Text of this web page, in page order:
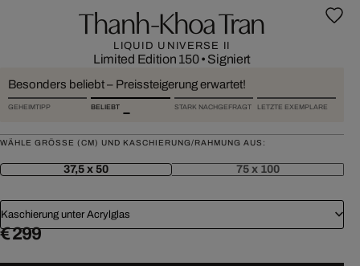
Thanh-Khoa Tran
LIQUID UNIVERSE II
Limited Edition 150• Signiert
Besonders beliebt – Preissteigerung erwartet!
GEHEIMTIPP BELIEBT STARK NACHGEFRAGT LETZTE EXEMPLARE
WÄHLE GRÖSSE (CM) UND KASCHIERUNG/RAHMUNG AUS:
37,5 x 50 75 x 100
Kaschierung unter Acrylglas
€ 299